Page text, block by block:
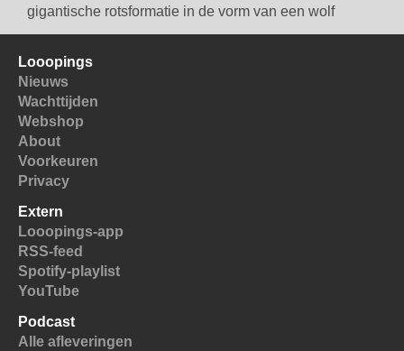
gigantische rotsformatie in de vorm van een wolf
Looopings
Nieuws
Wachttijden
Webshop
About
Voorkeuren
Privacy
Extern
Looopings-app
RSS-feed
Spotify-playlist
YouTube
Podcast
Alle afleveringen